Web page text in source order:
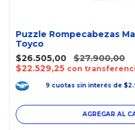
Puzzle Rompecabezas
Toyco
$26.505,00
$27.900,00
$22.529,25 con
9 cuotas sin interés de